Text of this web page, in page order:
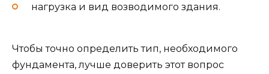
нагрузка и вид возводимого здания.
Чтобы точно определить тип, необходимого
фундамента, лучше доверить этот вопрос